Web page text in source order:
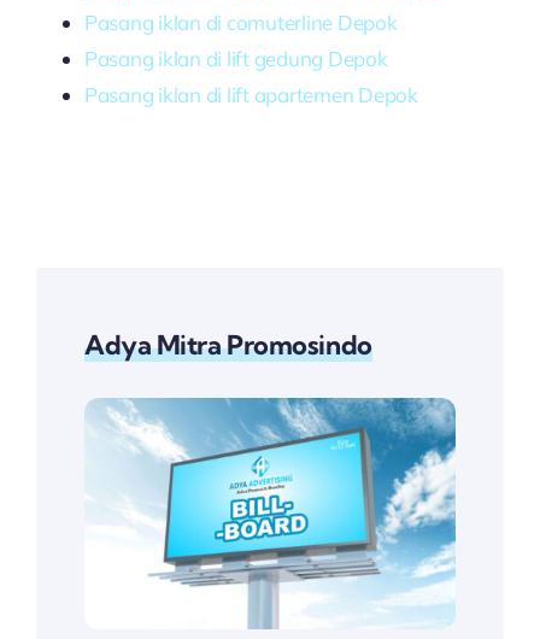
Pasang iklan di comuterline Depok
Pasang iklan di lift gedung Depok
Pasang iklan di lift apartemen Depok
Adya Mitra Promosindo